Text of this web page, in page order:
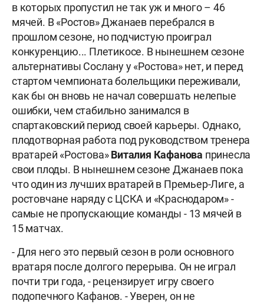
в которых пропустил не так уж и много – 46
мячей. В «Ростов» Джанаев перебрался в
прошлом сезоне, но подчистую проиграл
конкуренцию... Плетикосе. В нынешнем сезоне
альтернативы Сослану у «Ростова» нет, и перед
стартом чемпионата болельщики переживали,
как бы он вновь не начал совершать нелепые
ошибки, чем стабильно занимался в
спартаковский период своей карьеры. Однако,
плодотворная работа под руководством тренера
вратарей «Ростова»Виталия Кафанова принесла
свои плоды. В нынешнем сезоне Джанаев пока
что один из лучших вратарей в Премьер-Лиге, а
ростовчане наряду с ЦСКА и «Краснодаром» -
самые не пропускающие команды - 13 мячей в
15 матчах.
- Для него это первый сезон в роли основного
вратаря после долгого перерыва. Он не играл
почти три года, - рецензирует игру своего
подопечного Кафанов. - Уверен, он не